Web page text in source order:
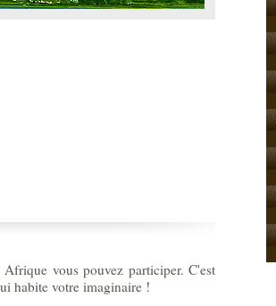
vous pouvez participer. C'est
habite votre imaginaire !